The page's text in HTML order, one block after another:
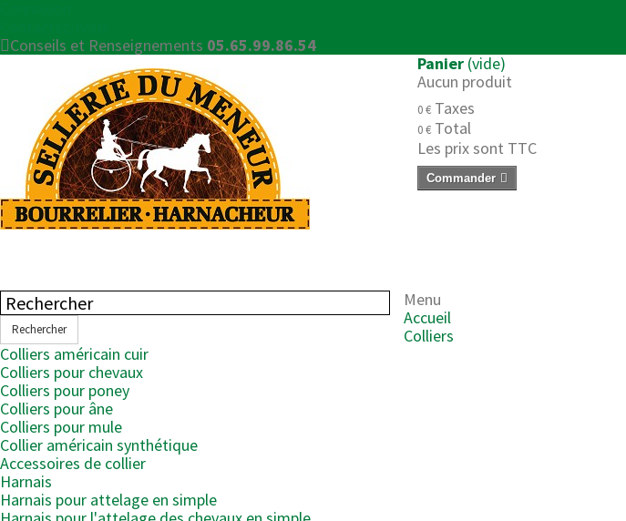
Conseils et Renseignements 05.65.99.86.54
Panier (vide)
Aucun produit
0 € Taxes
0 € Total
Les prix sont TTC
Commander
Rechercher
Menu
Accueil
Colliers
Colliers américain cuir
Colliers pour chevaux
Colliers pour poney
Colliers pour âne
Colliers pour mule
Collier américain synthétique
Accessoires de collier
Harnais
Harnais pour attelage en simple